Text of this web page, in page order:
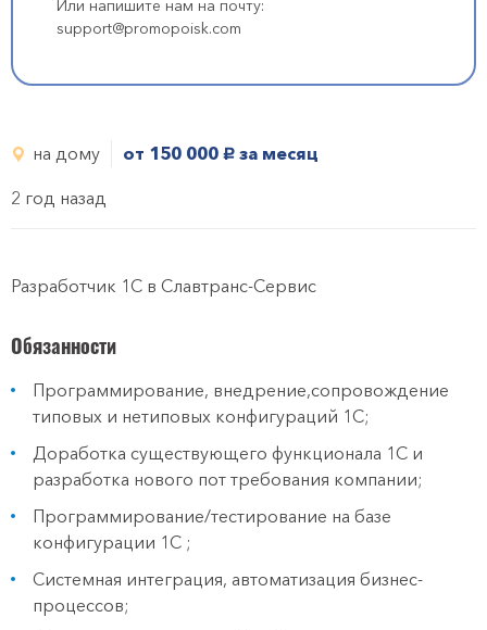
Или напишите нам на почту:
support@promopoisk.com
на дому от 150 000 руб. за месяц
2 год назад
Разработчик 1С в Славтранс-Сервис
Обязанности
Программирование, внедрение,сопровождение
типовых и нетиповых конфигураций 1С;
Доработка существующего функционала 1С и
разработка нового пот требования компании;
Программирование/тестирование на базе
конфигурации 1С ;
Системная интеграция, автоматизация бизнес-
процессов;